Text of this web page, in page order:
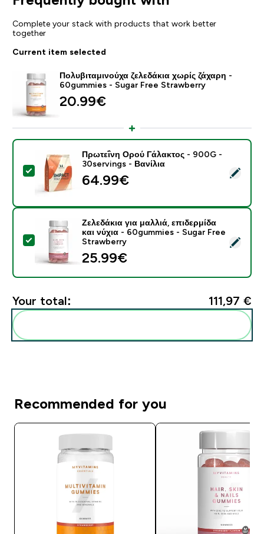
Complete your stack with products that work better
together
Current item selected
Πολυβιταμινούχα ζελεδάκια χωρίς ζάχαρη -
60gummies - Sugar Free Strawberry
20.99€‎
Select this product - Πρωτεΐνη Ορού Γάλακτος -
Πρωτεΐνη Ορού Γάλακτος - 900G -
30servings - Βανίλια
64.99€‎
Select this product - Ζελεδάκια για μαλλιά,
Ζελεδάκια για μαλλιά, επιδερμίδα
και νύχια - 60gummies - Sugar Free
Strawberry
25.99€‎
Your total: 111,97 €‎
Recommended for you